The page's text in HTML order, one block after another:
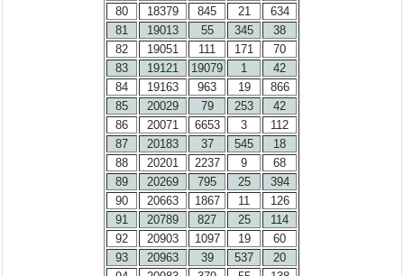
80
18379 845 21
634
81
19013 55 345
38
82
19051 111 171
70
83
19121 19079 1
42
84
19163 963 19
866
85
20029 79 253
42
86
20071 6653 3
112
87
20183 37 545
18
88
20201 2237 9
68
89
20269 795 25
394
90
20663 1867 11
126
91
20789 827 25
114
92
20903 1097 19
60
93
20963 39 537
20